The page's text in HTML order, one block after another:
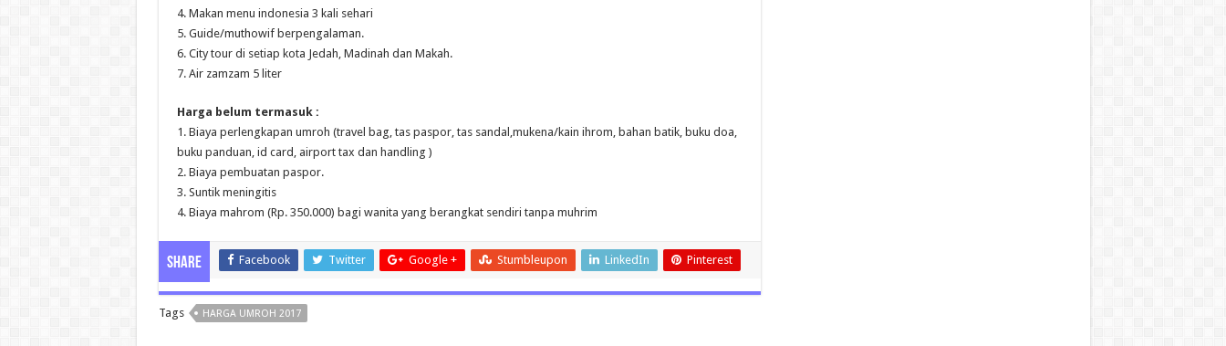
4. Makan menu indonesia 3 kali sehari
5. Guide/muthowif berpengalaman.
6. City tour di setiap kota Jedah, Madinah dan Makah.
7. Air zamzam 5 liter
Harga belum termasuk :
1. Biaya perlengkapan umroh (travel bag, tas paspor, tas sandal,mukena/kain ihrom, bahan batik, buku doa,
buku panduan, id card, airport tax dan handling )
2. Biaya pembuatan paspor.
3. Suntik meningitis
4. Biaya mahrom (Rp. 350.000) bagi wanita yang berangkat sendiri tanpa muhrim
Share Facebook Twitter Google + Stumbleupon LinkedIn Pinterest
Tags HARGA UMROH 2017